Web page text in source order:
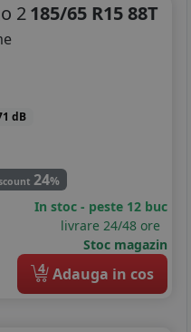
2185/65 R15 88T
dB
24%
In stoc - peste 12 buc
livrare 24/48 ore
Stoc magazin
4 Adauga in cos